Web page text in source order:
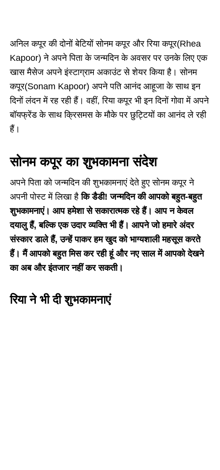
अनिल कपूर की दोनों बेटियों सोनम कपूर और रिया कपूर(Rhea
Kapoor) ने अपने पिता के जन्मदिन के अवसर पर उनके लिए एक
खास मैसेज अपने इंस्टाग्राम अकाउंट से शेयर किया है। सोनम
कपूर(Sonam Kapoor) अपने पति आनंद आहूजा के साथ इन
दिनों लंदन में रह रही हैं। वहीं, रिया कपूर भी इन दिनों गोवा में अपने
बॉयफ्रेंड के साथ क्रिसमस के मौके पर छुट्टियों का आनंद ले रही
हैं।
सोनम कपूर का शुभकामना संदेश
अपने पिता को जन्मदिन की शुभकामनाएं देते हुए सोनम कपूर ने
अपनी पोस्ट में लिखा हैकि डैडी! जन्मदिन की आपको बहुत-बहुत
शुभकामनाएं। आप हमेशा से सकारात्मक रहे हैं। आप न केवल
दयालु हैं, बल्कि एक उदार व्यक्ति भी हैं। आपने जो हमारे अंदर
संस्कार डाले हैं, उन्हें पाकर हम खुद को भाग्यशाली महसूस करते
हैं। मैं आपको बहुत मिस कर रही हूं और नए साल में आपको देखने
का अब और इंतजार नहीं कर सकती।
रिया ने भी दी शुभकामनाएं